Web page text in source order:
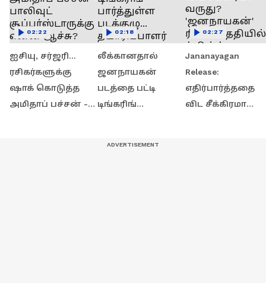
ஐசியு, சர்ஜரி...
ரசிகர்களுக்கு
ஷாக் கொடுத்த
அமிதாப் பச்சன் -
02:22
லீக்கானதால்
ஜனநாயகன்
படத்தை பட்டி
டிங்கரிங்
02:18
Jananayagan
Release:
எதிர்பார்த்ததை
விட சீக்கிரமா
02:27